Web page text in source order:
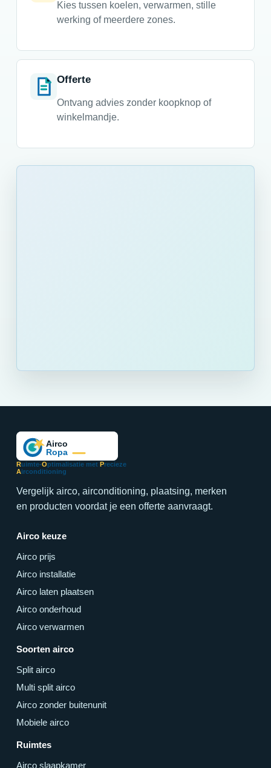
Kies tussen koelen, verwarmen, stille
werking of meerdere zones.
Offerte
Ontvang advies zonder koopknop of
winkelmandje.
Ruimte-Optimalisatie met Precieze
Airconditioning
Vergelijk airco, airconditioning, plaatsing, merken
en producten voordat je een offerte aanvraagt.
Airco keuze
Airco prijs
Airco installatie
Airco laten plaatsen
Airco onderhoud
Airco verwarmen
Soorten airco
Split airco
Multi split airco
Airco zonder buitenunit
Mobiele airco
Ruimtes
Airco slaapkamer